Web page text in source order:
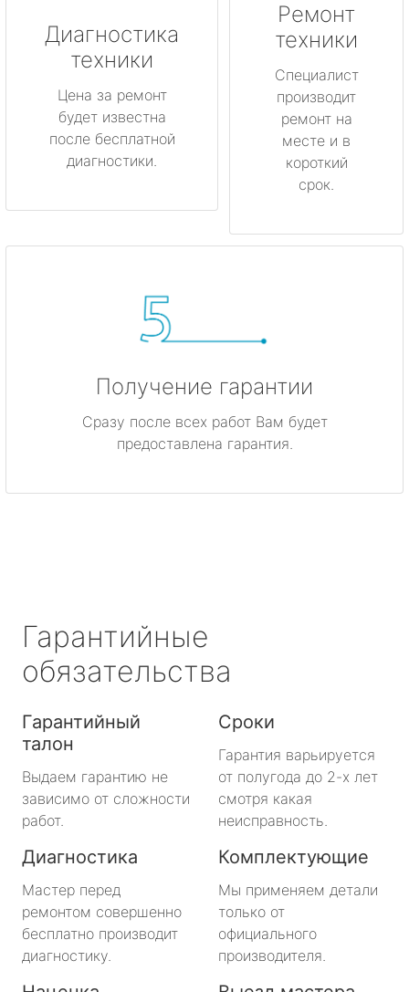
Диагностика
техники
Цена за ремонт
будет известна
после бесплатной
диагностики.
Ремонт
техники
Специалист
производит
ремонт на
месте и в
короткий
срок.
Получение гарантии
Сразу после всех работ Вам будет
предоставлена гарантия.
Гарантийные
обязательства
Гарантийный
талон
Выдаем гарантию не
зависимо от сложности
работ.
Сроки
Гарантия варьируется
от полугода до 2-х лет
смотря какая
неисправность.
Диагностика
Мастер перед
ремонтом совершенно
бесплатно производит
диагностику.
Комплектующие
Мы применяем детали
только от
официального
производителя.